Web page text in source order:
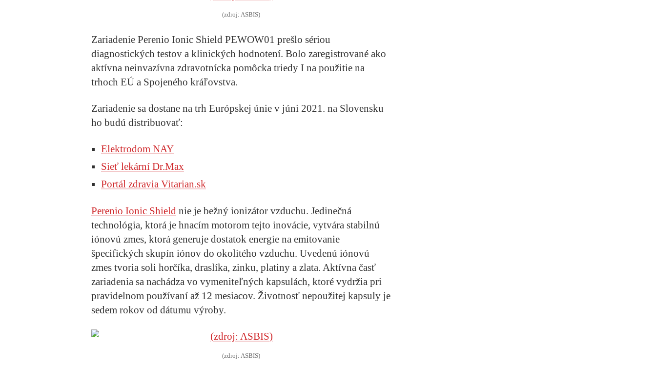
(zdroj: ASBIS)
Zariadenie Perenio Ionic Shield PEWOW01 prešlo sériou
diagnostických testov a klinických hodnotení. Bolo zaregistrované ako
aktívna neinvazívna zdravotnícka pomôcka triedy I na použitie na
trhoch EÚ a Spojeného kráľovstva.
Zariadenie sa dostane na trh Európskej únie v júni 2021. na Slovensku
ho budú distribuovať:
Elektrodom NAY
Sieť lekární Dr.Max
Portál zdravia Vitarian.sk
Perenio Ionic Shield nie je bežný ionizátor vzduchu. Jedinečná
technológia, ktorá je hnacím motorom tejto inovácie, vytvára stabilnú
iónovú zmes, ktorá generuje dostatok energie na emitovanie
špecifických skupín iónov do okolitého vzduchu. Uvedenú iónovú
zmes tvoria soli horčíka, draslíka, zinku, platiny a zlata. Aktívna časť
zariadenia sa nachádza vo vymeniteľných kapsulách, ktoré vydržia pri
pravidelnom používaní až 12 mesiacov. Životnosť nepoužitej kapsuly je
sedem rokov od dátumu výroby.
(zdroj: ASBIS)